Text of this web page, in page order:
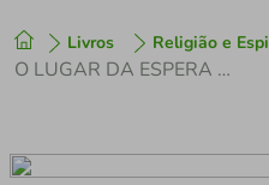
Livros Religião e
O LUGAR DA ESPERA NA VIDA CRISTA
1º tenis